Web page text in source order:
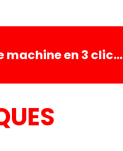
machine en 3 clic…